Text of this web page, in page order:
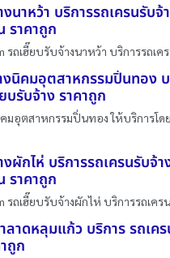
นาหว้า บริการรถเครนรับจ้
ราคาถูก
รถเฮี๊ยบรับจ้างนาหว้า บริการรถเค
งนิคมอุตสาหกรรมปิ่นทอง
บรับจ้าง ราคาถูก
มอุตสาหกรรมปิ่นทอง ให้บริการโด
ผักไห่ บริการรถเครนรับจ้า
ราคาถูก
รถเฮี๊ยบรับจ้างผักไห่ บริการรถเคร
ลาดหลุมแก้ว บริการ รถเค
ถูก